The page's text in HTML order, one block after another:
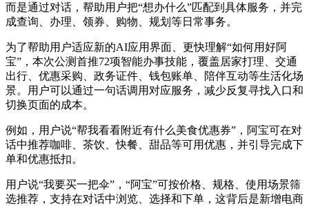
而是通过对话，帮助用户把“想办什么”匹配到具体服务，并完
成查询、办理、领券、购物、规划等日常事务。
为了帮助用户适应新的AI应用界面、更快理解“如何用好阿
宝”，本次公测首推72项智能办事技能，覆盖居家打理、交通
出行、优惠采购、政务证件、钱包账单、陪伴互动等生活化场
景。用户可以通过一句话调用对应服务，减少反复寻找入口和
切换页面的成本。
例如，用户说“帮我看看附近有什么美食优惠券”，阿宝可在对
话中推荐咖啡、茶饮、快餐、甜品等可用优惠，并引导完成下
单和优惠抵扣。
用户说“我要买一把伞”，“阿宝”可按价格、规格、使用场景筛
选推荐，支持在对话中浏览、选择和下单，这背后是新增电商